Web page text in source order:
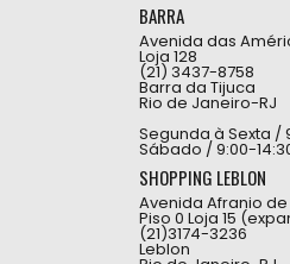
BARRA
Avenida das
Loja 128
(21) 3437-8758
Barra da Tijuca
Rio de Janeiro-RJ
Segunda à Sexta /
Sábado / 9:00-
SHOPPING LEBLON
Avenida Afranio de
Piso 0 Loja 15
(21)3174-3236
Leblon